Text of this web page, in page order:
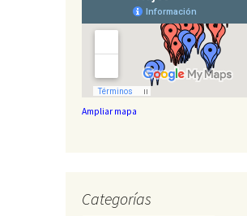
Ampliar mapa
Categorías